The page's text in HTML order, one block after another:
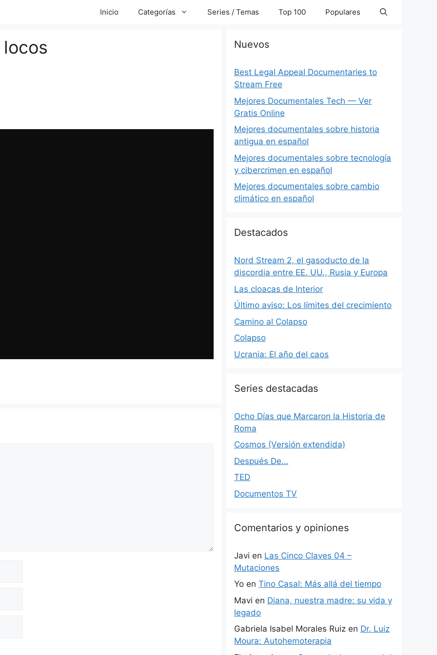
Inicio Categorías Series / Temas Top 100 Populares
Nuevos
Best Legal Appeal Documentaries to
Stream Free
Mejores Documentales Tech — Ver
Gratis Online
Mejores documentales sobre historia
antigua en español
Mejores documentales sobre tecnología
y cibercrimen en español
Mejores documentales sobre cambio
climático en español
Destacados
Nord Stream 2, el gasoducto de la
discordia entre EE. UU., Rusia y Europa
Las cloacas de Interior
Último aviso: Los límites del crecimiento
Camino al Colapso
Colapso
Ucrania: El año del caos
Series destacadas
Ocho Días que Marcaron la Historia de
Roma
Cosmos (Versión extendida)
Después De…
TED
Documentos TV
Comentarios y opiniones
Javi en Las Cinco Claves 04 –
Mutaciones
Yo en Tino Casal: Más allá del tiempo
Mavi en Diana, nuestra madre: su vida y
legado
Gabriela Isabel Morales Ruiz en Dr. Luiz
Moura: Autohemoterapia